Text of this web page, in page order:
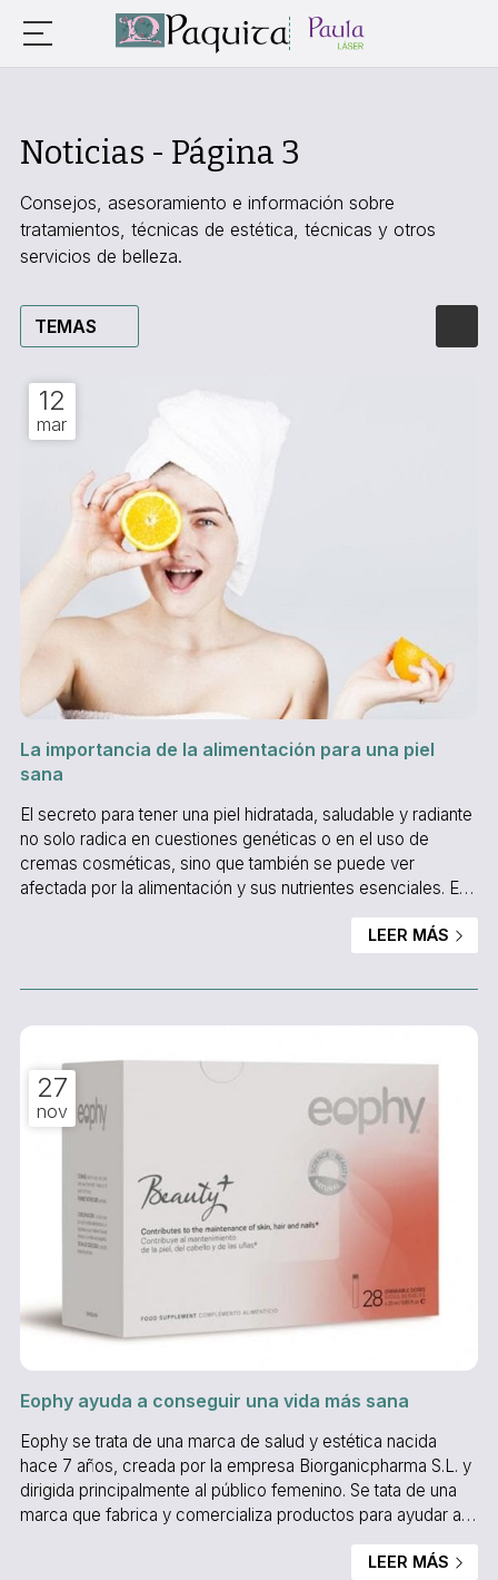
Noticias - Página 3
Consejos, asesoramiento e información sobre
tratamientos, técnicas de estética, técnicas y otros
servicios de belleza.
TEMAS
12
mar
La importancia de la alimentación para una piel
sana
El secreto para tener una piel hidratada, saludable y radiante
no solo radica en cuestiones genéticas o en el uso de
cremas cosméticas, sino que también se puede ver
afectada por la alimentación y sus nutrientes esenciales. En
debes comer para mejorar el estado de tu piel. ¿Cómo
estudios, la clave para contar con una piel hidratada y
LEER MÁS
27
nov
Eophy ayuda a conseguir una vida más sana
Eophy se trata de una marca de salud y estética nacida
hace 7 años, creada por la empresa Biorganicpharma S.L. y
dirigida principalmente al público femenino. Se tata de una
marca que fabrica y comercializa productos para ayudar a
vamos a hablar hoy son considerados una suplementación
LEER MÁS